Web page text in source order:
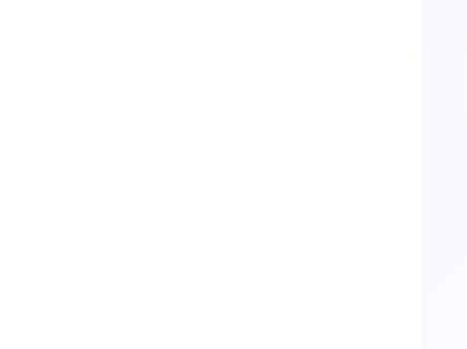
派，不但对我国古代
【最全儿歌】：涵盖
歌、网趣宝贝、六一
【最新动画】：小黄
悠 ...最新最全的动画
【最全早教知识】：
个为什么、弟子规，
首家精准逐字歌词，
诵、少儿英语、百科
唐诗300首:国学经典,
智慧幼教, 学霸君, 启